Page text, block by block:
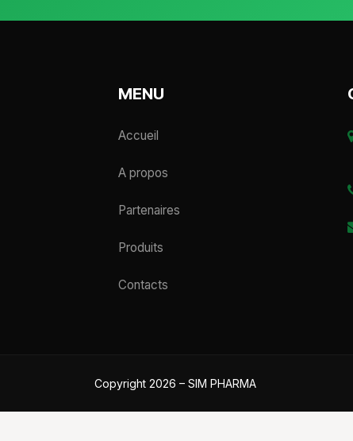
MENU
Accueil
A propos
Partenaires
Produits
Contacts
Copyright 2026 – SIM PHARMA